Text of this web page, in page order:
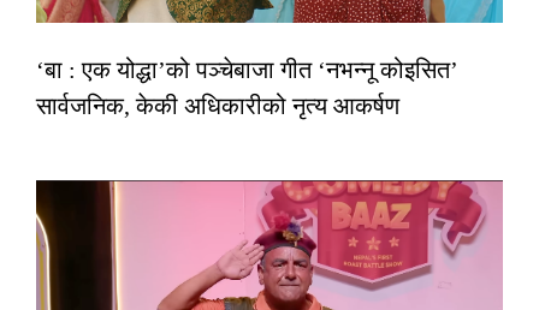
‘बा : एक योद्धा’को पञ्चेबाजा गीत ‘नभन्नू कोइसित’
सार्वजनिक, केकी अधिकारीको नृत्य आकर्षण